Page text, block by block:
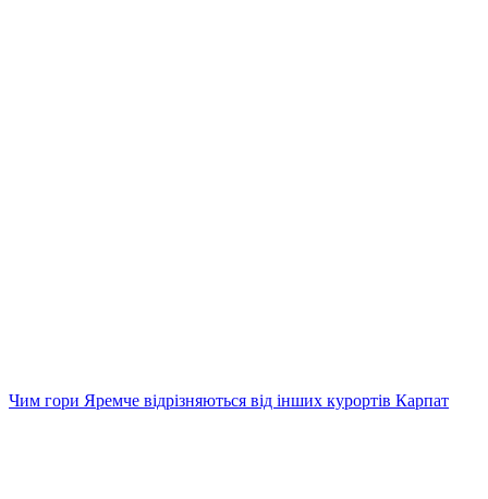
Чим гори Яремче відрізняються від інших курортів Карпат